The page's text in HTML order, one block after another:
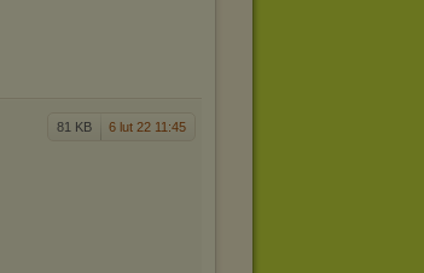
81 KB 6 lut 22 11:45